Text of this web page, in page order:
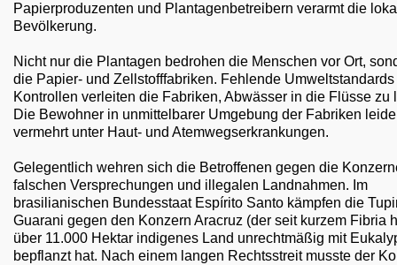
Papierproduzenten und Plantagenbetreibern verarmt die
Bevölkerung.
Nicht nur die Plantagen bedrohen die Menschen vor Ort,
die Papier- und Zellstofffabriken. Fehlende
Kontrollen verleiten die Fabriken, Abwässer in die Flüsse zu
Die Bewohner in unmittelbarer Umgebung der Fabriken
vermehrt unter Haut- und Atemwegserkrankungen.
Gelegentlich wehren sich die Betroffenen gegen die
falschen Versprechungen und illegalen Landnahmen. Im
brasilianischen Bundesstaat Espírito Santo kämpfen die
Guarani gegen den Konzern Aracruz (der seit kurzem Fibria
über 11.000 Hektar indigenes Land unrechtmäßig mit
bepflanzt hat. Nach einem langen Rechtsstreit musste der